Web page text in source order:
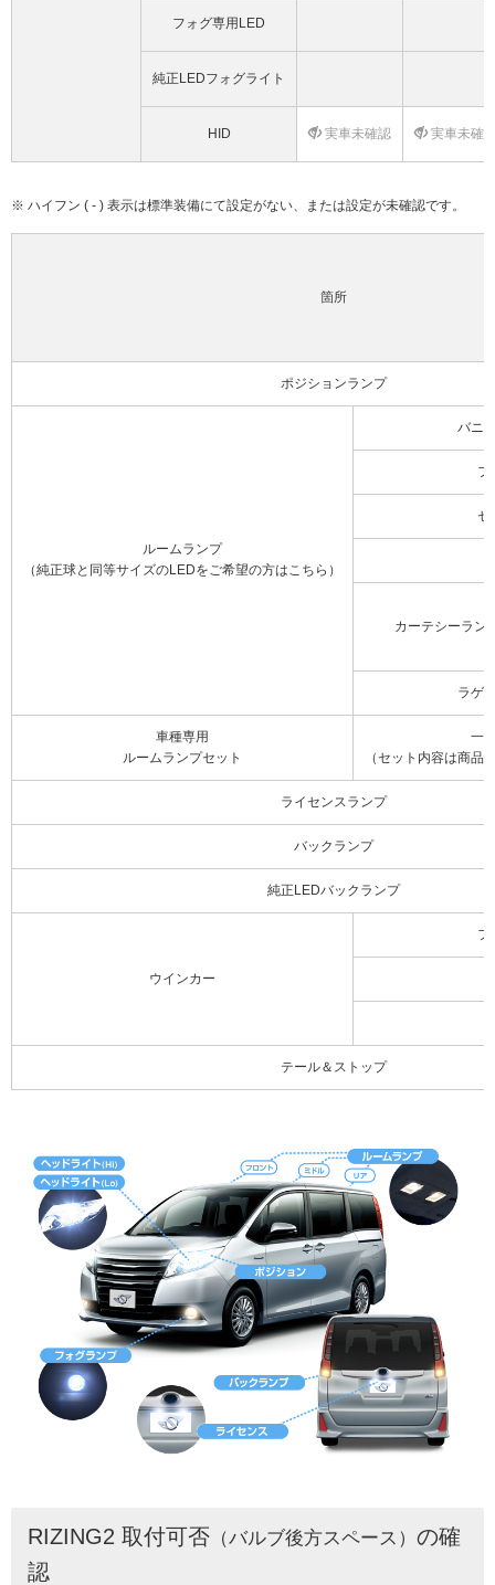
フォグ専用LED
純正LEDフォグライト
HID 実車未確認 実車未確
※ ハイフン ( - ) 表示は標準装備にて設定がない、または設定が未確認です。
箇所
ポジションランプ
ルームランプ
（純正球と同等サイズのLEDをご希望の方はこちら）
バニ
フ
セ
カーテシーラン
ラゲ
車種専用
ルームランプセット
一
（セット内容は商品
ライセンスランプ
バックランプ
純正LEDバックランプ
ウインカー
フ
テール＆ストップ
RIZING2 取付可否 （バルブ後方スペース） の確
認